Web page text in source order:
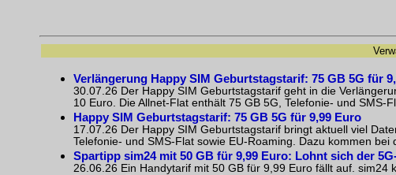
Verlängerung Happy SIM Geburtstagstarif: 75 GB 5G für
30.07.26 Der Happy SIM Geburtstagstarif geht in die
10 Euro. Die Allnet-Flat enthält 75 GB 5G, Telefonie- und SMS-
Happy SIM Geburtstagstarif: 75 GB 5G für 9,99 Euro
17.07.26 Der Happy SIM Geburtstagstarif bringt aktuell viel
Telefonie- und SMS-Flat sowie EU-Roaming. Dazu kommen bei
Spartipp sim24 mit 50 GB für 9,99 Euro: Lohnt sich der
26.06.26 Ein Handytarif mit 50 GB für 9,99 Euro fällt auf.